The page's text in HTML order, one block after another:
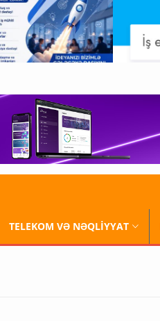
TELEKOM VƏ NƏQLİYYAT